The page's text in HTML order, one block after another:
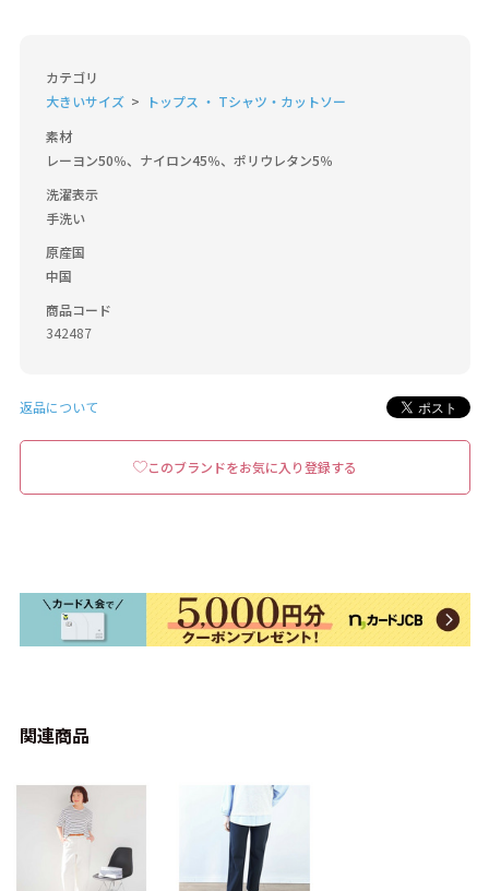
カテゴリ
大きいサイズ
トップス ・ Tシャツ・カットソー
素材
レーヨン50％、ナイロン45％、ポリウレタン5％
洗濯表示
手洗い
原産国
中国
商品コード
342487
返品について
このブランドをお気に入り登録する
関連商品